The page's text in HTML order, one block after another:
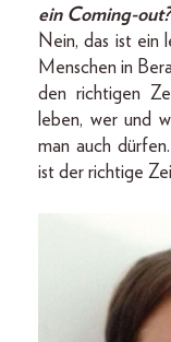
ein Coming-out?
Nein, das ist ein
Menschen in
den richtigen
leben, wer und
man auch
ist der richtige